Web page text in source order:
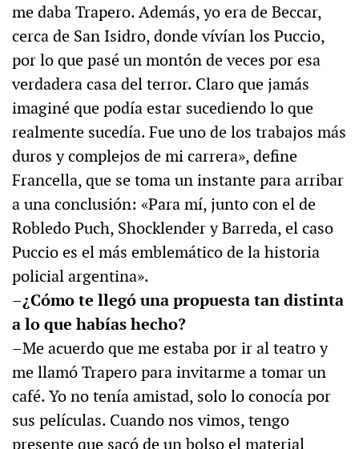
me daba Trapero. Además, yo era de Beccar,
cerca de San Isidro, donde vívían los Puccio,
por lo que pasé un montón de veces por esa
verdadera casa del terror. Claro que jamás
imaginé que podía estar sucediendo lo que
realmente sucedía. Fue uno de los trabajos más
duros y complejos de mi carrera», define
Francella, que se toma un instante para arribar
a una conclusión: «Para mí, junto con el de
Robledo Puch, Shocklender y Barreda, el caso
Puccio es el más emblemático de la historia
policial argentina».
–¿Cómo te llegó una propuesta tan distinta
a lo que habías hecho?
–Me acuerdo que me estaba por ir al teatro y
me llamó Trapero para invitarme a tomar un
café. Yo no tenía amistad, solo lo conocía por
sus películas. Cuando nos vimos, tengo
presente que sacó de un bolso el material